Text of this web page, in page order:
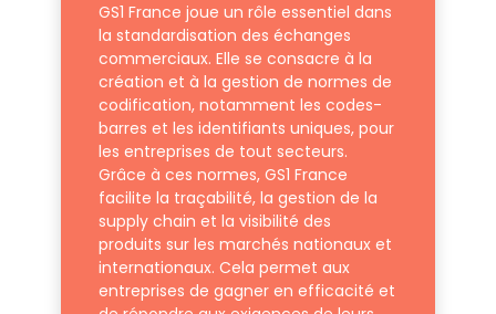
GS1 France joue un rôle essentiel dans
la standardisation des échanges
commerciaux. Elle se consacre à la
création et à la gestion de normes de
codification, notamment les codes-
barres et les identifiants uniques, pour
les entreprises de tout secteurs.
Grâce à ces normes, GS1 France
facilite la traçabilité, la gestion de la
supply chain et la visibilité des
produits sur les marchés nationaux et
internationaux. Cela permet aux
entreprises de gagner en efficacité et